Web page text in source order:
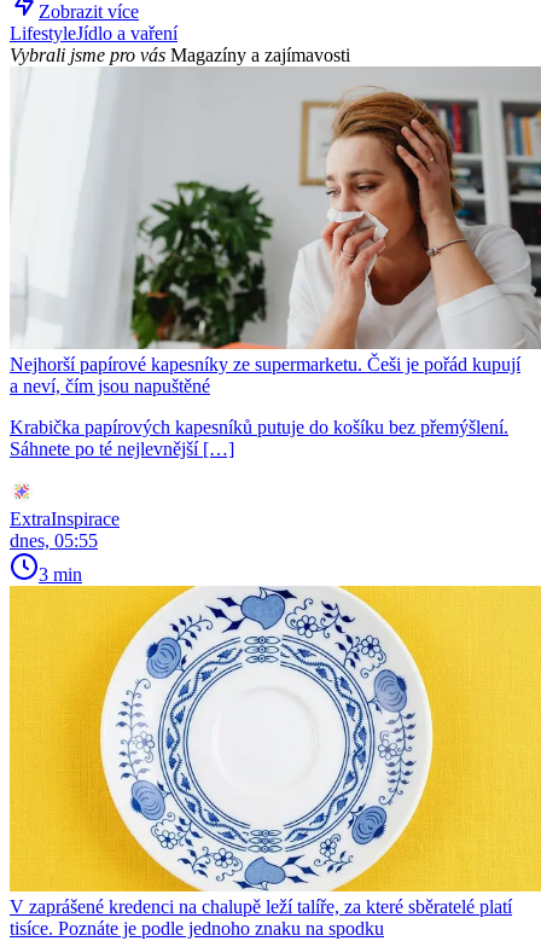
Zobrazit více
LifestyleJídlo a vaření
Vybrali jsme pro vás Magazíny a zajímavosti
Nejhorší papírové kapesníky ze supermarketu. Češi je pořád kupují
a neví, čím jsou napuštěné
Krabička papírových kapesníků putuje do košíku bez přemýšlení.
Sáhnete po té nejlevnější […]
ExtraInspirace
dnes, 05:55
3 min
V zaprášené kredenci na chalupě leží talíře, za které sběratelé platí
tisíce. Poznáte je podle jednoho znaku na spodku